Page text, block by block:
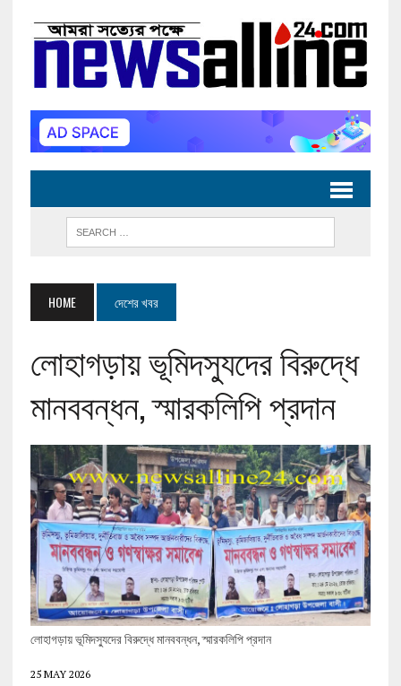
HOME দেশের খবর
লোহাগড়ায় ভূমিদস্যুদের বিরুদ্ধে
মানববন্ধন, স্মারকলিপি প্রদান
লোহাগড়ায় ভূমিদস্যুদের বিরুদ্ধে মানববন্ধন, স্মারকলিপি প্রদান
25 MAY 2026